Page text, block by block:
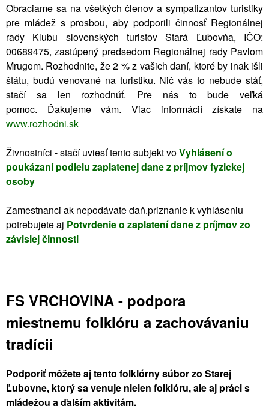
Obraciame sa na všetkých členov a sympatizantov turistiky
pre mládež s prosbou, aby podporili činnosť Regionálnej
rady Klubu slovenských turistov Stará Ľubovňa, IČO:
00689475, zastúpený predsedom Regionálnej rady Pavlom
Mrugom. Rozhodnite, že 2 % z vašich daní, ktoré by inak išli
štátu, budú venované na turistiku. Nič vás to nebude stáť,
stačí sa len rozhodnúť. Pre nás to bude veľká
pomoc. Ďakujeme vám. Viac informácií získate na
www.rozhodni.sk
Živnostníci - stačí uviesť tento subjekt voVyhlásení o
poukázaní podielu zaplatenej dane z príjmov fyzickej
osoby
Zamestnanci ak nepodávate daň.priznanie k vyhláseniu
potrebujete aj Potvrdenie o zaplatení dane z príjmov zo
závislej činnosti
FS VRCHOVINA - podpora
miestnemu folklóru a zachovávaniu
tradícii
Podporiť môžete aj tento folklórny súbor zo Starej
Ľubovne, ktorý sa venuje nielen folklóru, ale aj práci s
mládežou a ďalším aktivitám.